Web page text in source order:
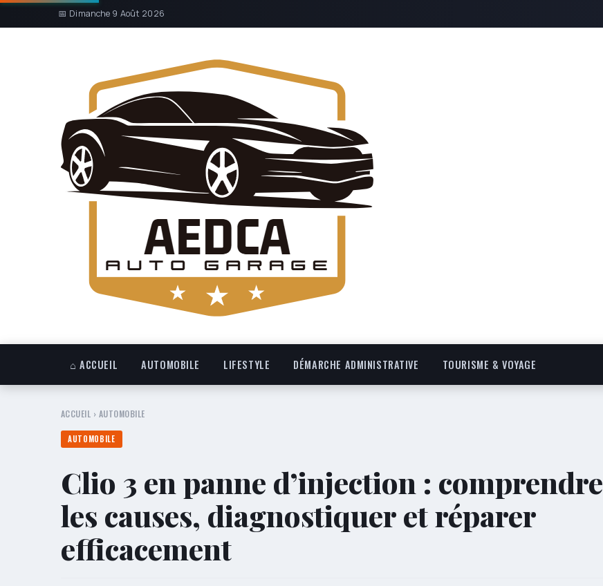
📅 Dimanche 9 Août 2026
⌂ ACCUEIL AUTOMOBILE LIFESTYLE DÉMARCHE ADMINISTRATIVE TOURISME & VOYAGE
ACCUEIL › AUTOMOBILE
AUTOMOBILE
Clio 3 en panne d’injection : comprendre
les causes, diagnostiquer et réparer
efficacement